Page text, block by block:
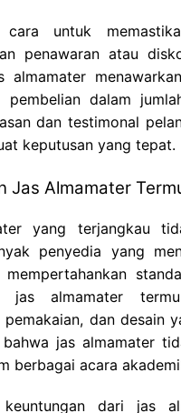
cara untuk
penawaran atau
almamater
pembelian dalam
dan testimonal
keputusan yang tepat.
Jas Almamater
yang terjangkau
penyedia yang
jas almamater
pemakaian, dan desain
bahwa jas almamater
berbagai acara
dari jas